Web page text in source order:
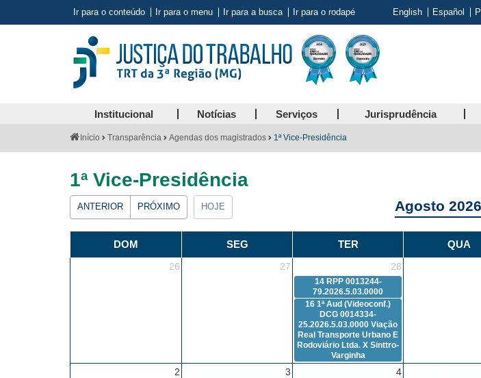
Ir para o conteúdo Ir para o menu Ir para a busca Ir para o rodapé English Español
Institucional Notícias Serviços Jurisprudência
VocêInício Transparência Agendas dos magistrados 1ª Vice-Presidência
1ª Vice-Presidência
ANTERIOR PRÓXIMO HOJE Agosto 2026
DOM SEG TER QUA
26 27 28
14 RPP 0013244-
79.2026.5.03.0000
16 1ª Aud (Videoconf.)
DCG 0014334-
25.2026.5.03.0000 Viação
Real Transporte Urbano E
Rodoviário Ltda. X Sinttro-
Varginha
2 3 4